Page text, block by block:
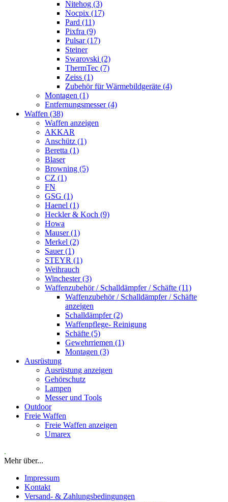
Nitehog (3)
Nocpix (17)
Pard (11)
Pixfra (9)
Pulsar (17)
Steiner
Swarovski (2)
ThermTec (7)
Zeiss (1)
Zubehör für Wärmebildgeräte (4)
Montagen (1)
Entfernungsmesser (4)
Waffen (38)
Waffen anzeigen
AKKAR
Anschütz (1)
Beretta (1)
Blaser
Browning (5)
CZ (1)
FN
GSG (1)
Haenel (1)
Heckler & Koch (9)
Howa
Mauser (1)
Merkel (2)
Sauer (1)
STEYR (1)
Weihrauch
Winchester (3)
Waffenzubehör / Schalldämpfer / Schäfte (11)
Waffenzubehör / Schalldämpfer / Schäfte
anzeigen
Schalldämpfer (2)
Waffenpflege- Reinigung
Schäfte (5)
Gewehrriemen (1)
Montagen (3)
Ausrüstung
Ausrüstung anzeigen
Gehörschutz
Lampen
Messer und Tools
Outdoor
Freie Waffen
Freie Waffen anzeigen
Umarex
.
Mehr über...
Impressum
Kontakt
Versand- & Zahlungsbedingungen